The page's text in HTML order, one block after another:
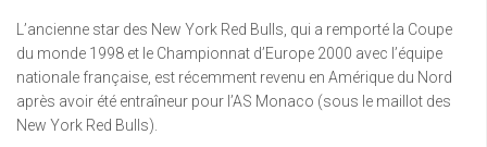
L’ancienne star des New York Red Bulls, qui a remporté la Coupe
du monde 1998 et le Championnat d’Europe 2000 avec l’équipe
nationale française, est récemment revenu en Amérique du Nord
après avoir été entraîneur pour l’AS Monaco (sous le maillot des
New York Red Bulls).